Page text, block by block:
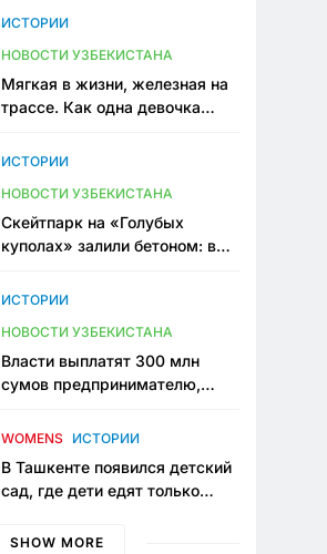
ИСТОРИИ
НОВОСТИ УЗБЕКИСТАНА
Мягкая в жизни, железная на
трассе. Как одна девочка
Узбекистане
ИСТОРИИ
НОВОСТИ УЗБЕКИСТАНА
Скейтпарк на «Голубых
куполах» залили бетоном: в
одно общественное
ИСТОРИИ
НОВОСТИ УЗБЕКИСТАНА
Власти выплатят 300 млн
сумов предпринимателю,
тюрьме по незаконному
WOMENS ИСТОРИИ
В Ташкенте появился детский
сад, где дети едят только
мама, которая устала просить
SHOW MORE